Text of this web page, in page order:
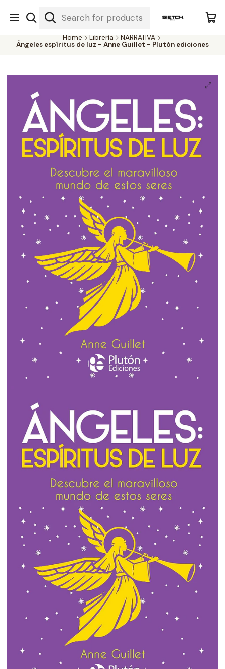
Nuestra librería - Serrano 317 local 3 - Limache.
#SomospartedelSietch
Home Librería
NARRATIVA
Ángeles espíritus de luz - Anne Guillet - Plutón ediciones